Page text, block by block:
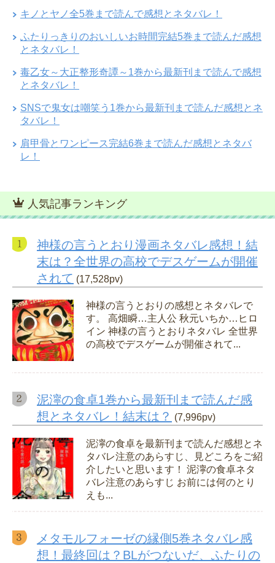
キノとヤノ全5巻まで読んで感想とネタバレ！
ふたりっきりのおいしいお時間完結5巻まで読んだ感想
とネタバレ！
毒乙女～大正整形奇譚～1巻から最新刊まで読んで感想
とネタバレ！
SNSで鬼女は嘲笑う1巻から最新刊まで読んだ感想とネ
タバレ！
肩甲骨とワンピース完結6巻まで読んだ感想とネタバ
レ！
人気記事ランキング
神様の言うとおり漫画ネタバレ感想！結
末は？全世界の高校でデスゲームが開催
されて (17,528pv)
神様の言うとおりの感想とネタバレで
す。 高畑瞬…主人公 秋元いちか…ヒロ
イン 神様の言うとおりネタバレ 全世界
の高校でデスゲームが開催されて...
泥濘の食卓1巻から最新刊まで読んだ感
想とネタバレ！結末は？ (7,996pv)
泥濘の食卓を最新刊まで読んだ感想とネ
タバレ注意のあらすじ、見どころをご紹
介したいと思います！ 泥濘の食卓ネタ
バレ注意のあらすじ お前には何のとり
えも...
メタモルフォーゼの縁側5巻ネタバレ感
想！最終回は？BLがつないだ、ふたりの